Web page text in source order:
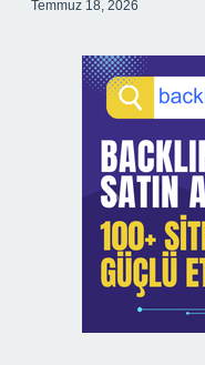
Temmuz 18, 2026